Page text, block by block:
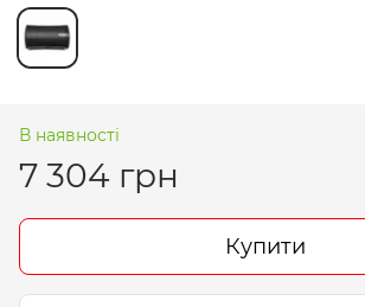
В наявності
7 304 грн
Купити